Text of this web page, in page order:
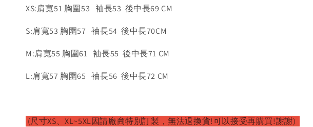
XS:肩寬51 胸圍53 袖長53 後中長69 CM
S:肩寬53 胸圍57 袖長54 後中長70CM
M:肩寬55 胸圍61 袖長55 後中長71 CM
L:肩寬57 胸圍65 袖長56 後中長72 CM
(尺寸XS、XL~5XL因請廠商特別訂製，無法退換貨!可以接受再購買!謝謝)